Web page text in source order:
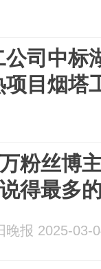
司中标
目烟塔
粉丝博
得最多
晚报 2025-03-